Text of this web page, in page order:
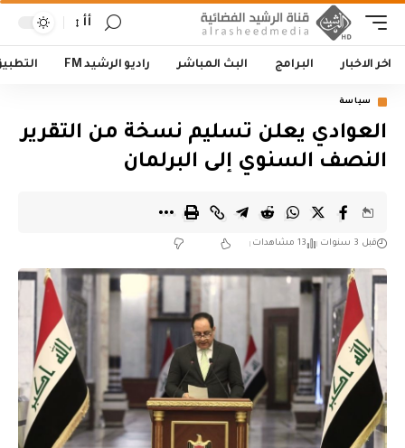
أأ
اخر الاخبار البرامج البث المباشر راديو الرشيد FM
سياسة
العوادي يعلن تسليم نسخة من التقرير
النصف السنوي إلى البرلمان
قبل 3 سنوات 13 مشاهدات